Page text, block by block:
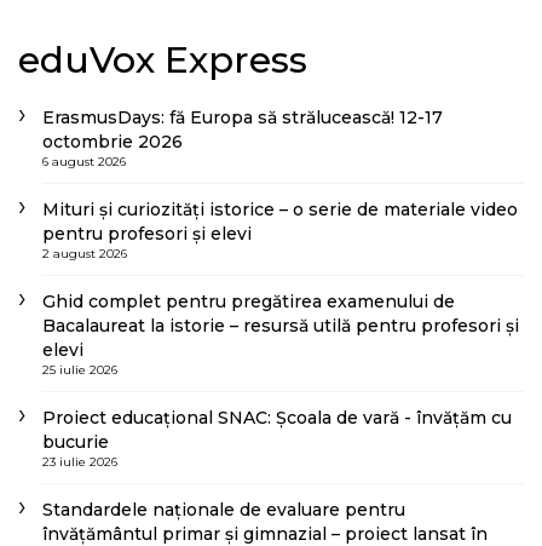
eduVox Express
ErasmusDays: fă Europa să strălucească! 12-17
octombrie 2026
6 august 2026
Mituri și curiozități istorice – o serie de materiale video
pentru profesori și elevi
2 august 2026
Ghid complet pentru pregătirea examenului de
Bacalaureat la istorie – resursă utilă pentru profesori și
elevi
25 iulie 2026
Proiect educațional SNAC: Școala de vară - învățăm cu
bucurie
23 iulie 2026
Standardele naționale de evaluare pentru
învățământul primar și gimnazial – proiect lansat în